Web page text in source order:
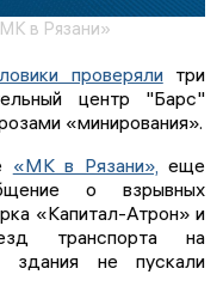
в Рязани»
проверялитри
центр "Барс"
«минирования».
«МК в Рязани», еще
о взрывных
«Капитал-Атрон» и
транспорта на
здания не пускали